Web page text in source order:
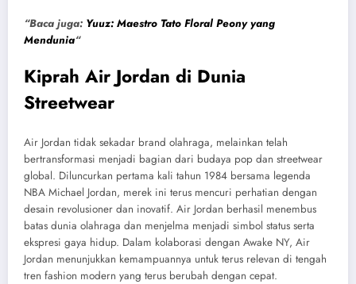
“Baca juga: Yuuz: Maestro Tato Floral Peony yang
Mendunia“
Kiprah Air Jordan di Dunia
Streetwear
Air Jordan tidak sekadar brand olahraga, melainkan telah
bertransformasi menjadi bagian dari budaya pop dan streetwear
global. Diluncurkan pertama kali tahun 1984 bersama legenda
NBA Michael Jordan, merek ini terus mencuri perhatian dengan
desain revolusioner dan inovatif. Air Jordan berhasil menembus
batas dunia olahraga dan menjelma menjadi simbol status serta
ekspresi gaya hidup. Dalam kolaborasi dengan Awake NY, Air
Jordan menunjukkan kemampuannya untuk terus relevan di tengah
tren fashion modern yang terus berubah dengan cepat.